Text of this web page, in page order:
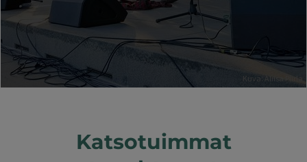
Kuva: Aliisa Piirla
Katsotuimmat